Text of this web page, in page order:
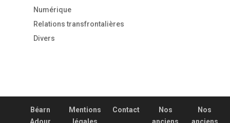
Numérique
Relations transfrontalières
Divers
Béarn
Mentions
Contact
Nos
Nos